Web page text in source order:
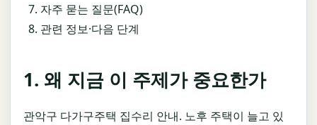
자주 묻는 질문(FAQ)
관련 정보·다음 단계
1. 왜 지금 이 주제가 중요한가
관악구 다가구주택 집수리 안내. 노후 주택이 늘고 있